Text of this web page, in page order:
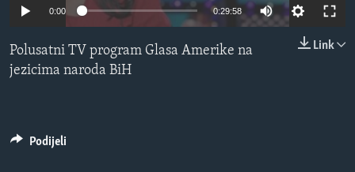
MAGAZIN
O GLASU AMERIKE
0:00 0:29:58
Link
Polusatni TV program Glasa Amerike na
jezicima naroda BiH
Podijeli